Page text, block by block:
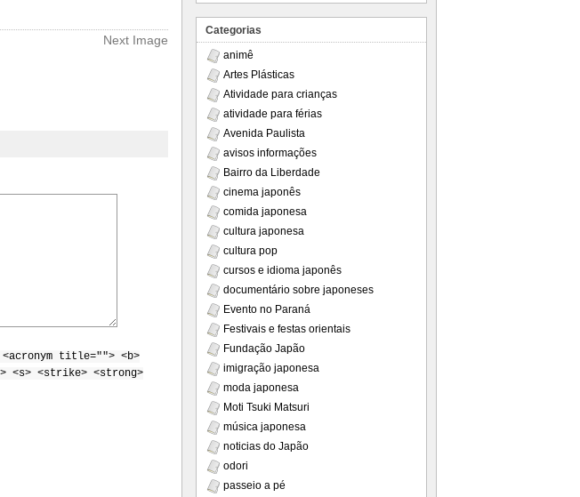
Next Image
title=""> <b>
<s> <strike> <strong>
Categorias
animê
Artes Plásticas
Atividade para crianças
atividade para férias
Avenida Paulista
avisos informações
Bairro da Liberdade
cinema japonês
comida japonesa
cultura japonesa
cultura pop
cursos e idioma japonês
documentário sobre japoneses
Evento no Paraná
Festivais e festas orientais
Fundação Japão
imigração japonesa
moda japonesa
Moti Tsuki Matsuri
música japonesa
noticias do Japão
odori
passeio a pé